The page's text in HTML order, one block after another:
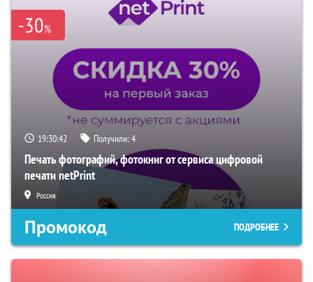
-30%
19:30:41 Получили:4
Печать фотографий, фотокниг от сервиса цифровой
печати netPrint
Россия
Промокод ПОДРОБНЕЕ